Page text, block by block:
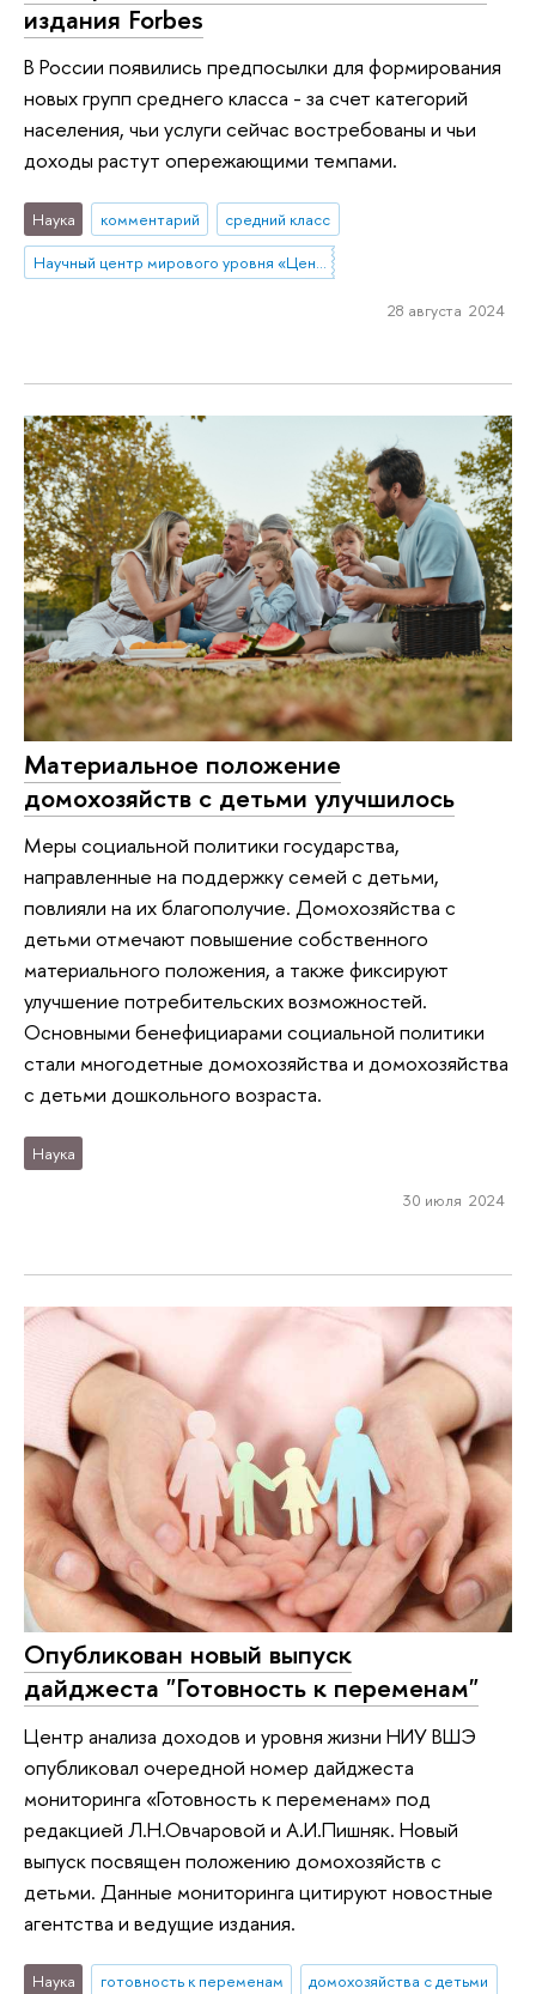
издания Forbes
В России появились предпосылки для формирования
новых групп среднего класса - за счет категорий
населения, чьи услуги сейчас востребованы и чьи
доходы растут опережающими темпами.
Наука комментарий
средний класс
Научный центр мирового уровня «Центр междисциплинарных исследований человеческого потенциала»
28 августа 2024
Материальное положение
домохозяйств с детьми улучшилось
Меры социальной политики государства,
направленные на поддержку семей с детьми,
повлияли на их благополучие. Домохозяйства с
детьми отмечают повышение собственного
материального положения, а также фиксируют
улучшение потребительских возможностей.
Основными бенефициарами социальной политики
стали многодетные домохозяйства и домохозяйства
с детьми дошкольного возраста.
Наука
30 июля 2024
Опубликован новый выпуск
дайджеста "Готовность к переменам"
Центр анализа доходов и уровня жизни НИУ ВШЭ
опубликовал очередной номер дайджеста
мониторинга «Готовность к переменам» под
редакцией Л.Н.Овчаровой и А.И.Пишняк. Новый
выпуск посвящен положению домохозяйств с
детьми. Данные мониторинга цитируют новостные
агентства и ведущие издания.
Наука готовность к переменам
домохозяйства с детьми